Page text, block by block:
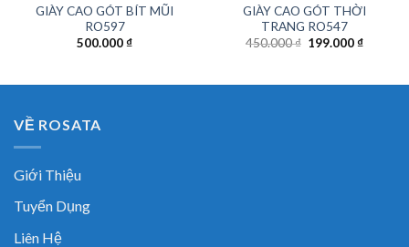
GIÀY CAO GÓT BÍT MŨI
RO597
500.000₫
GIÀY CAO GÓT THỜI
TRANG RO547
450.000₫ Original
199.000₫Current
VỀ ROSATA
Giới Thiệu
Tuyển Dụng
Liên Hệ